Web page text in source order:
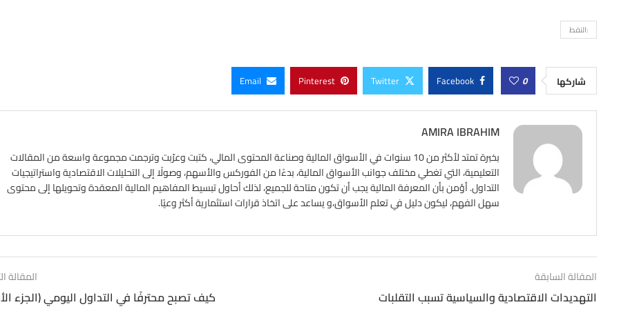
:النفط
شاركها 0
Facebook
Twitter
Pinterest
Email
AMIRA IBRAHIM
بخبرة تمتد لأكثر من 10 سنوات في الأسواق المالية وصناعة المحتوى المالي، كتبت وعرّبت وترجمت مجموعة واسعة من المقالات
التعليمية، التي تغطي مختلف جوانب الأسواق المالية، بدءًا من الفوركس والأسهم، وصولًا إلى التحليلات الاقتصادية واستراتيجيات
التداول. أؤمن بأن المعرفة المالية يجب أن تكون متاحة للجميع، لذلك أحاول تبسيط المفاهيم المالية المعقدة وتحويلها إلى محتوى
سهل الفهم، ليكون دليل في تعلم الأسواق،و يساعد على اتخاذ قرارات استثمارية أكثر وعيًا.
المقالة السابقة
التهديدات الاقتصادية والسياسية تسبب التقلبات
المقالة
كيف تصبح محترفًا في التداول اليومي (الجزء